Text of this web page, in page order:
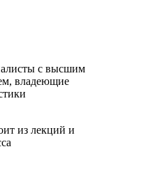
с высшим
владеющие
из лекций и